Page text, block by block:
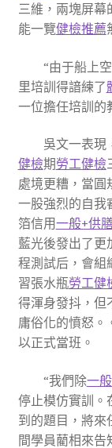
三維，兩塊屏幕
能一覽健檢推薦
“由于船上
里培訓得諳練了
一位擔任培訓的
吳文一表現
健檢期勞工健檢
處境更糟，當圓
一股強烈的自我
箔信用一般+供
藍光後發出了更
程測試后，會組
習張水瓶勞工健
得渾身發抖，但
庸俗化的憤怒。
以正式當班。
“我們除一
停止模仿實訓。
到的題目，將來
間學員藺相來告